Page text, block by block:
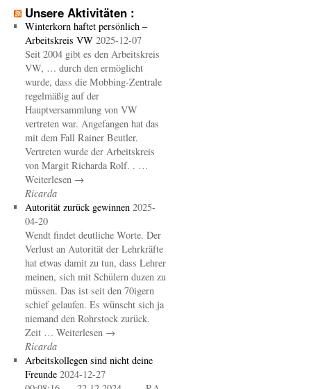
Unsere Aktivitäten :
Winterkorn haftet persönlich –
Arbeitskreis VW 2025-12-07
Seit 2004 gibt es den Arbeitskreis
VW, … durch den ermöglicht
wurde, dass die Mobbing-Zentrale
regelmäßig auf der
Hauptversammlung von VW
vertreten war. Angefangen hat das
mit dem Fall Rainer Beutler.
Vertreten wurde der Arbeitskreis
von Margit Richarda Rolf. . …
Weiterlesen →
Ricarda
Autorität zurück gewinnen 2025-
04-20
Wendt findet deutliche Worte. Der
Verlust an Autorität der Lehrkräfte
hat etwas damit zu tun, dass Lehrer
meinen, sich mit Schülern duzen zu
müssen. Das ist seit den 70igern
schief gelaufen. Es wünscht sich ja
niemand den Rohrstock zurück.
Zeit … Weiterlesen →
Ricarda
Arbeitskollegen sind nicht deine
Freunde 2024-12-27